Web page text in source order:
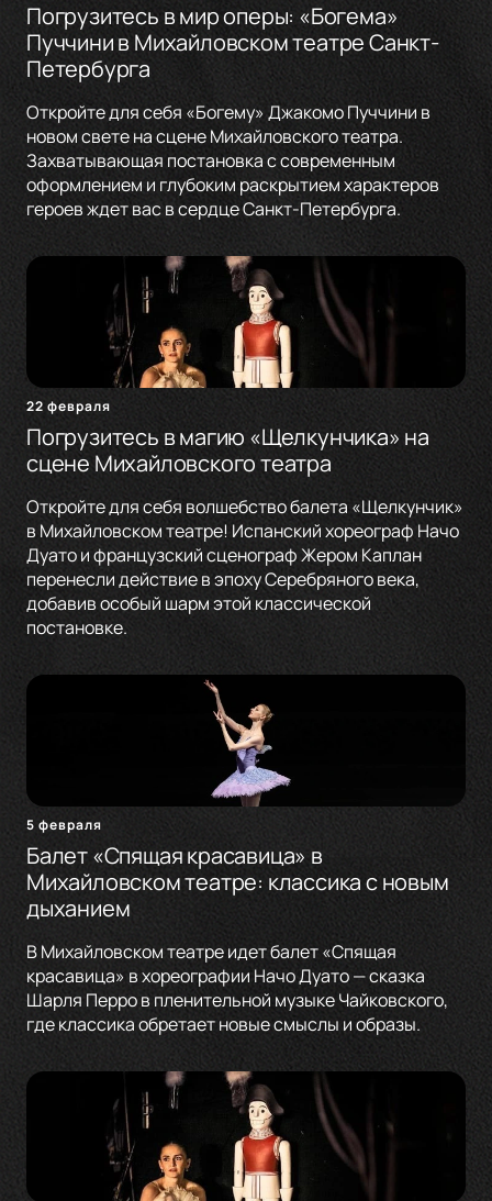
Погрузитесь в мир оперы: «Богема»
Пуччини в Михайловском театре Санкт-
Петербурга
Откройте для себя «Богему» Джакомо Пуччини в
новом свете на сцене Михайловского театра.
Захватывающая постановка с современным
оформлением и глубоким раскрытием характеров
героев ждет вас в сердце Санкт-Петербурга.
22 февраля
Погрузитесь в магию «Щелкунчика» на
сцене Михайловского театра
Откройте для себя волшебство балета «Щелкунчик»
в Михайловском театре! Испанский хореограф Начо
Дуато и французский сценограф Жером Каплан
перенесли действие в эпоху Серебряного века,
добавив особый шарм этой классической
постановке.
5 февраля
Балет «Спящая красавица» в
Михайловском театре: классика с новым
дыханием
В Михайловском театре идет балет «Спящая
красавица» в хореографии Начо Дуато — сказка
Шарля Перро в пленительной музыке Чайковского,
где классика обретает новые смыслы и образы.